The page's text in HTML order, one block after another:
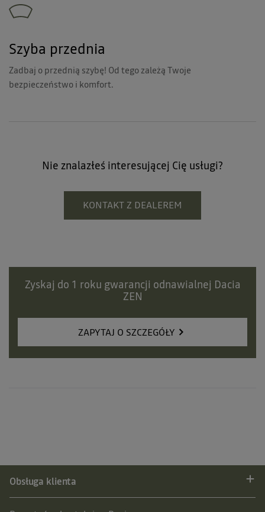
Szyba przednia
Zadbaj o przednią szybę! Od tego zależą Twoje
bezpieczeństwo i komfort.
Nie znalazłeś interesującej Cię usługi?
KONTAKT Z DEALEREM
Zyskaj do 1 roku gwarancji odnawialnej Dacia
ZEN
ZAPYTAJ O SZCZEGÓŁY
Obsługa klienta